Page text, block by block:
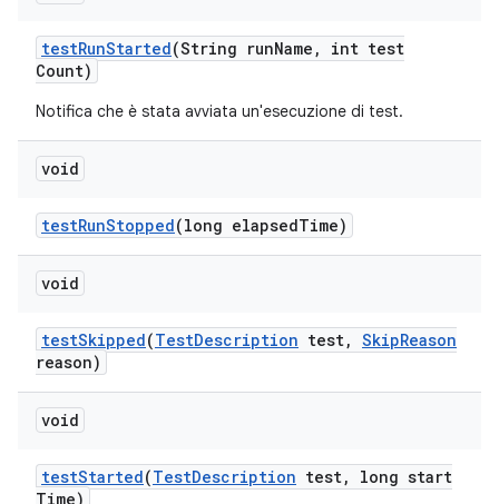
testRunStarted(String runName ,
int test
Count)
Notifica che è stata avviata un'esecuzione di test.
void
testRunStopped(long elapsedTime)
void
testSkipped(TestDescription test, SkipReason
reason)
void
testStarted(TestDescription test,
long start
Time)